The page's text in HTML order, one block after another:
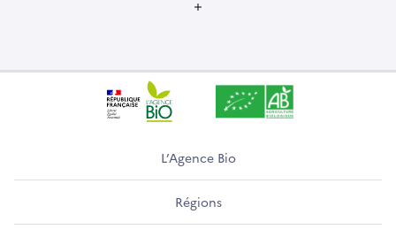
L’Agence Bio
Régions